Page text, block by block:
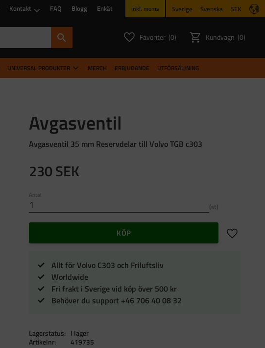
Kontakt FAQ Blogg Enkät inkl. moms Sverige Svenska SEK
FavoriterANTAL FAVORITER:
0 Kundvagn ANTAL
0
UNIVERSAL PRODUKTER MERCH ERBJUDANDE UTFÖRSÄLJNING
Avgasventil
Avgasventil 35 mm Reservdelar till Volvo TGB c303
230SEK
Antal
st
KÖP Lägg till i
Allt för Volvo C303 och Friluftsliv
Worldwide
Fri frakt i Sverige vid köp över 500 kr
Behöver du support +46 706 40 08 32
Lagerstatus
I lager
Artikelnr
419735